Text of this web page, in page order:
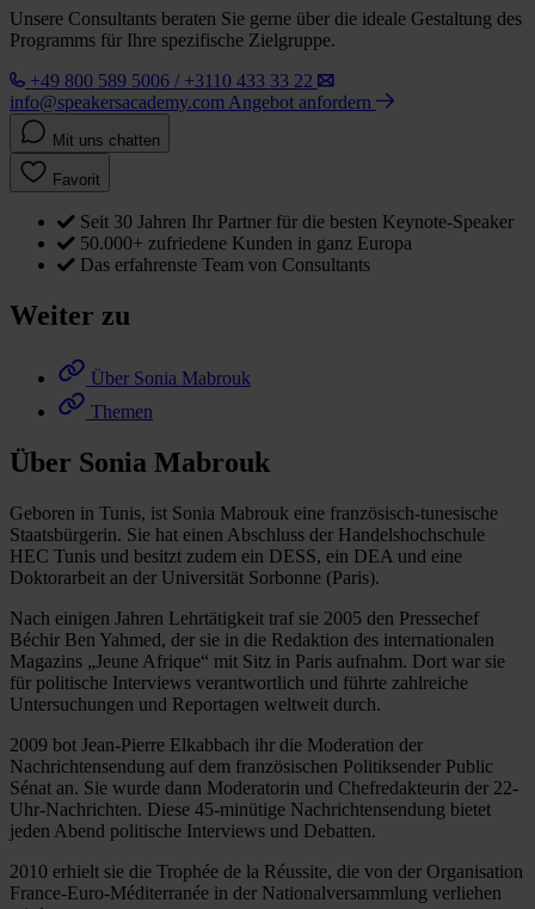
Unsere Consultants beraten Sie gerne über die ideale Gestaltung des
Programms für Ihre spezifische Zielgruppe.
+49 800 589 5006 / +3110 433 33 22
info@speakersacademy.com Angebot anfordern
Mit uns chatten
Favorit
Seit 30 Jahren Ihr Partner für die besten Keynote-Speaker
50.000+ zufriedene Kunden in ganz Europa
Das erfahrenste Team von Consultants
Weiter zu
Über Sonia Mabrouk
Themen
Über Sonia Mabrouk
Geboren in Tunis, ist Sonia Mabrouk eine französisch-tunesische
Staatsbürgerin. Sie hat einen Abschluss der Handelshochschule
HEC Tunis und besitzt zudem ein DESS, ein DEA und eine
Doktorarbeit an der Universität Sorbonne (Paris).
Nach einigen Jahren Lehrtätigkeit traf sie 2005 den Pressechef
Béchir Ben Yahmed, der sie in die Redaktion des internationalen
Magazins „Jeune Afrique“ mit Sitz in Paris aufnahm. Dort war sie
für politische Interviews verantwortlich und führte zahlreiche
Untersuchungen und Reportagen weltweit durch.
2009 bot Jean-Pierre Elkabbach ihr die Moderation der
Nachrichtensendung auf dem französischen Politiksender Public
Sénat an. Sie wurde dann Moderatorin und Chefredakteurin der 22-
Uhr-Nachrichten. Diese 45-minütige Nachrichtensendung bietet
jeden Abend politische Interviews und Debatten.
2010 erhielt sie die Trophée de la Réussite, die von der Organisation
France-Euro-Méditerranée in der Nationalversammlung verliehen